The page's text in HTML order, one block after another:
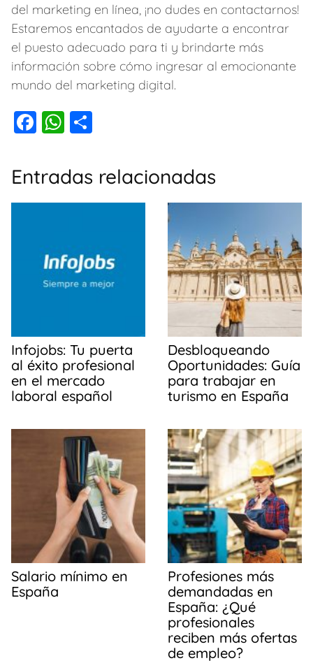
del marketing en línea, ¡no dudes en contactarnos!
Estaremos encantados de ayudarte a encontrar
el puesto adecuado para ti y brindarte más
información sobre cómo ingresar al emocionante
mundo del marketing digital.
F
c
e
b
o
k
W
at
s
A
p
m
p
ar
Entradas relacionadas
Infojobs: Tu puerta
al éxito profesional
en el mercado
laboral español
Desbloqueando
Oportunidades: Guía
para trabajar en
turismo en España
Salario mínimo en
España
Profesiones más
demandadas en
España: ¿Qué
profesionales
reciben más ofertas
de empleo?